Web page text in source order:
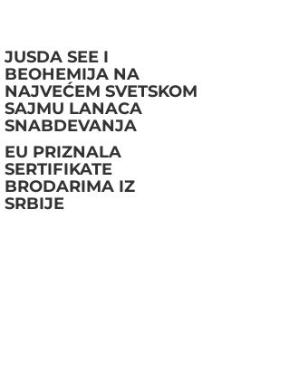
JUSDA SEE I
BEOHEMIJA NA
NAJVEĆEM SVETSKOM
SAJMU LANACA
SNABDEVANJA
EU PRIZNALA
SERTIFIKATE
BRODARIMA IZ
SRBIJE